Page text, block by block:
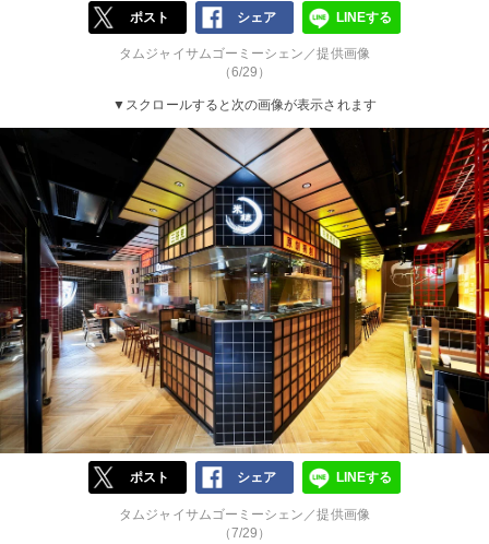
ポスト シェア LINEする
タムジャイサムゴーミーシェン／提供画像
（6/29）
▼スクロールすると次の画像が表示されます
ポスト シェア LINEする
タムジャイサムゴーミーシェン／提供画像
（7/29）